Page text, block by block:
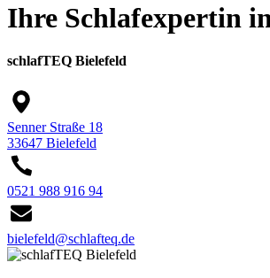
Ihre Schlafexpertin
schlafTEQ Bielefeld
Senner Straße 18
33647 Bielefeld
0521 988 916 94
bielefeld@schlafteq.de